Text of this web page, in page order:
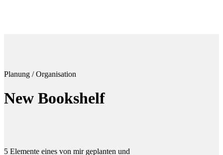
Planung / Organisation
New Bookshelf
5 Elemente eines von mir geplanten und